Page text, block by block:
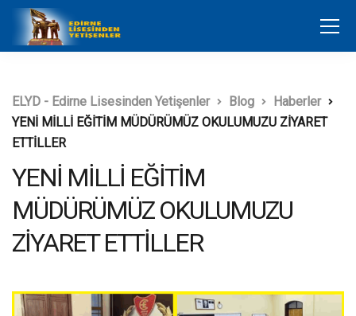
ELYD - Edirne Lisesinden Yetişenler Blog
Haberler
YENİ MİLLİ EĞİTİM MÜDÜRÜMÜZ OKULUMUZU ZİYARET
ETTİLLER
YENİ MİLLİ EĞİTİM
MÜDÜRÜMÜZ OKULUMUZU
ZİYARET ETTİLLER